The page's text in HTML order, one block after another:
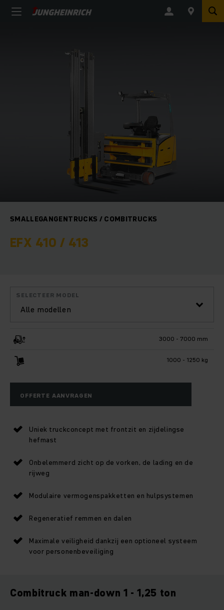
SMALLEGANGENTRUCKS / COMBITRUCKS
EFX 410 / 413
Alle modellen
SELECTEER MODEL
3000 - 7000 mm
1000 - 1250 kg
OFFERTE AANVRAGEN
Uniek truckconcept met frontzit en zijdelingse
hefmast
Onbelemmerd zicht op de vorken, de lading en de
rijweg
Modulaire vermogenspakketten en hulpsystemen
Regeneratief remmen en dalen
Maximale veiligheid dankzij een optioneel systeem
voor personenbeveiliging
Combitruck man-down 1 - 1,25 ton